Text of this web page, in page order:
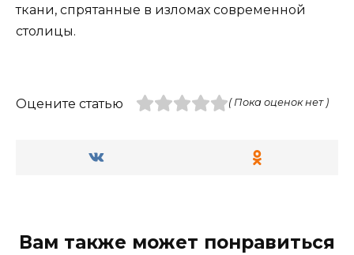
ткани, спрятанные в изломах современной
столицы.
Оцените статью ( Пока оценок нет )
Вам также может понравиться